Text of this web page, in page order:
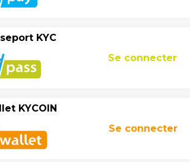
KYC
Se connecter
KYCOIN
Se connecter